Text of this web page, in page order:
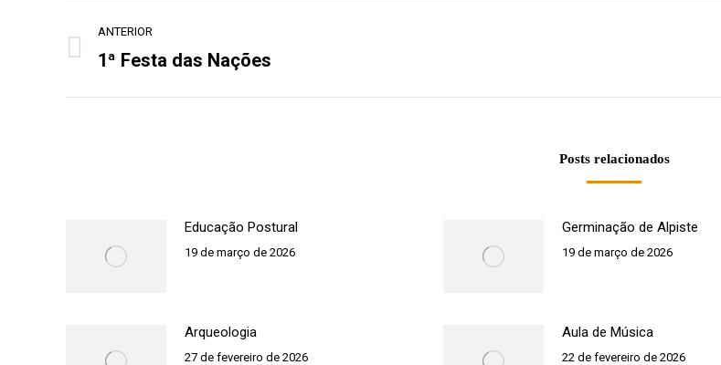
ANTERIOR
Post
1ª Festa das Nações
Posts relacionados
Educação Postural
19 de março de 2026
Germinação de Alpiste
19 de março de 2026
Arqueologia
27 de fevereiro de 2026
Aula de Música
22 de fevereiro de 2026